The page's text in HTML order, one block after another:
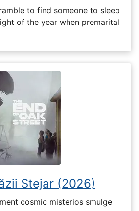
to find someone to sleep
of the year when premarital
Stejar (2026)
cosmic misterios smulge